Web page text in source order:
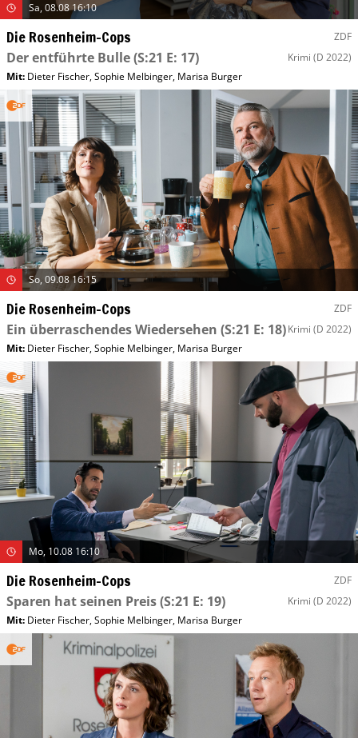
Sa, 08.08 16:10
Die Rosenheim-Cops ZDF
Der entführte Bulle(S:21 E: 17) Krimi (D 2022)
Mit: Dieter Fischer,Sophie Melbinger, Marisa Burger
So, 09.08 16:15
Die Rosenheim-Cops ZDF
Ein überraschendes Wiedersehen (S:21 E: 18)Krimi (D 2022)
Mit: Dieter Fischer,Sophie Melbinger, Marisa Burger
Mo, 10.08 16:10
Die Rosenheim-Cops ZDF
Sparen hat seinen Preis(S:21 E: 19) Krimi (D 2022)
Mit: Dieter Fischer,Sophie Melbinger, Marisa Burger